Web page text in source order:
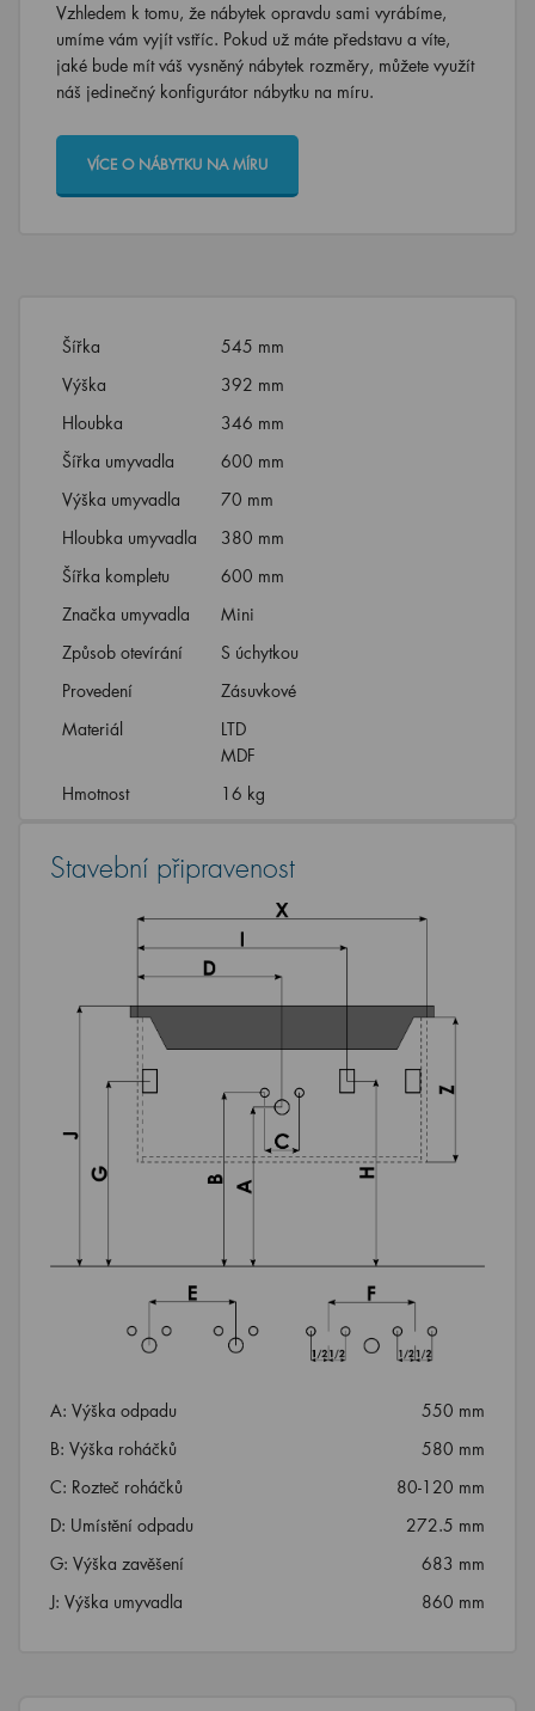
Vzhledem k tomu, že nábytek opravdu sami vyrábíme,
umíme vám vyjít vstříc. Pokud už máte představu a víte,
jaké bude mít váš vysněný nábytek rozměry, můžete využít
náš jedinečný konfigurátor nábytku na míru.
VÍCE O NÁBYTKU NA MÍRU
Šířka
545 mm
Výška
392 mm
Hloubka
346 mm
Šířka umyvadla
600 mm
Výška umyvadla
70 mm
Hloubka umyvadla
380 mm
Šířka kompletu
600 mm
Značka umyvadla
Mini
Způsob otevírání
S úchytkou
Provedení
Zásuvkové
Materiál
LTD
MDF
Hmotnost
16 kg
Stavební připravenost
A: Výška odpadu
550 mm
B: Výška roháčků
580 mm
C: Rozteč roháčků
80-120 mm
D: Umístění odpadu
272.5 mm
G: Výška zavěšení
683 mm
J: Výška umyvadla
860 mm